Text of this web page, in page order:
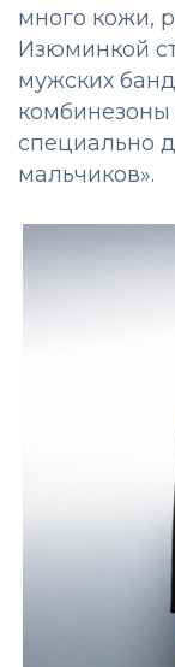
много кожи,
Изюминкой
мужских
комбинезоны
специально
мальчиков».